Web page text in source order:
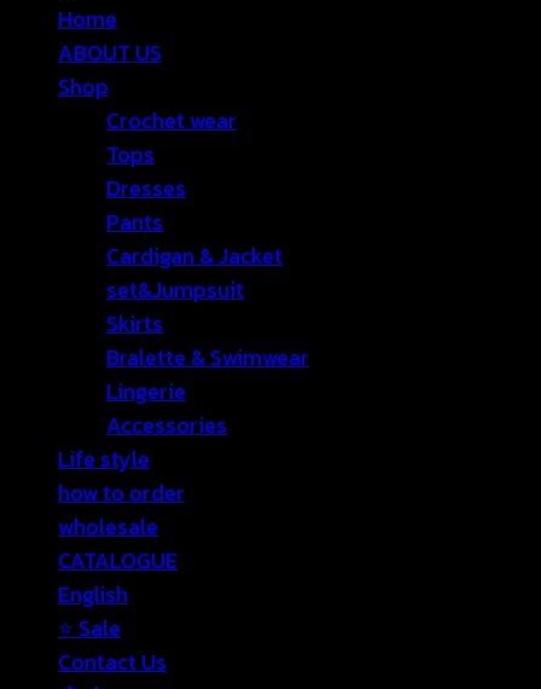
Home
ABOUT US
Shop
Crochet wear
Tops
Dresses
Pants
Cardigan & Jacket
set&Jumpsuit
Skirts
Bralette & Swimwear
Lingerie
Accessories
Life style
how to order
wholesale
CATALOGUE
English
⭐ Sale
Contact Us